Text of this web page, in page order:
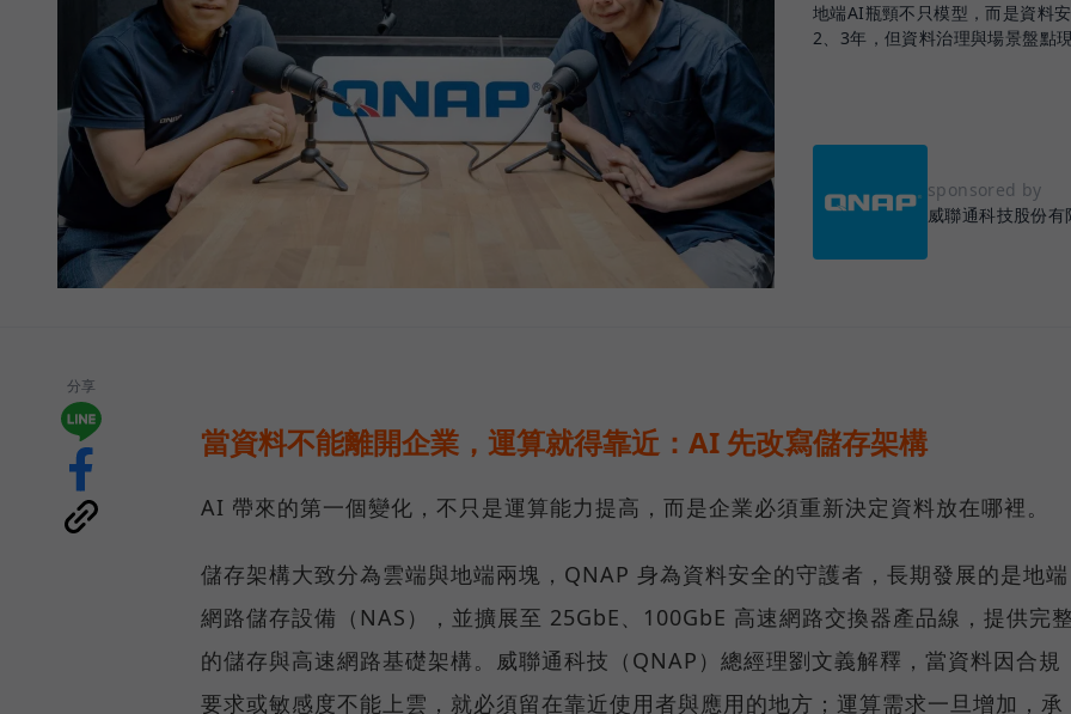
地端AI瓶頸不只模型，而是資料
2、3年，但資料治理與場景盤點
sponsored by
威聯通科技股份有
分享
當資料不能離開企業，運算就得靠近：AI 先改寫儲存架構
AI 帶來的第一個變化，不只是運算能力提高，而是企業必須重新決定資料放在哪裡。
儲存架構大致分為雲端與地端兩塊，QNAP 身為資料安全的守護者，長期發展的是地端
網路儲存設備（NAS），並擴展至 25GbE、100GbE 高速網路交換器產品線，提供完
的儲存與高速網路基礎架構。威聯通科技（QNAP）總經理劉文義解釋，當資料因合規
要求或敏感度不能上雲，就必須留在靠近使用者與應用的地方；運算需求一旦增加，承